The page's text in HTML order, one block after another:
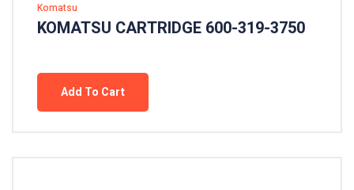
Komatsu
KOMATSU CARTRIDGE 600-319-3750
Add To Cart